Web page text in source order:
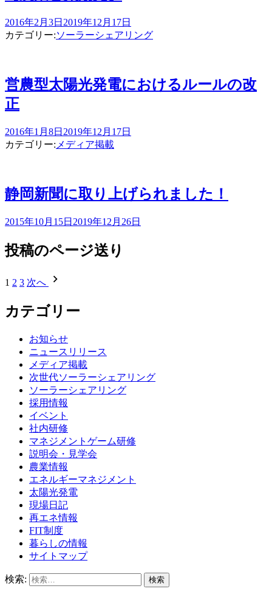
2016年2月3日 2019年12月17日
カテゴリー:ソーラーシェアリング
営農型太陽光発電におけるルールの改
正
2016年1月8日 2019年12月17日
カテゴリー: メディア掲載
静岡新聞に取り上げられました！
2015年10月15日 2019年12月26日
投稿のページ送り
1 2 3 次へ
カテゴリー
お知らせ
ニュースリリース
メディア掲載
次世代ソーラーシェアリング
ソーラーシェアリング
採用情報
イベント
社内研修
マネジメントゲーム研修
説明会・見学会
農業情報
エネルギーマネジメント
太陽光発電
現場日記
再エネ情報
FIT制度
暮らしの情報
サイトマップ
検索: